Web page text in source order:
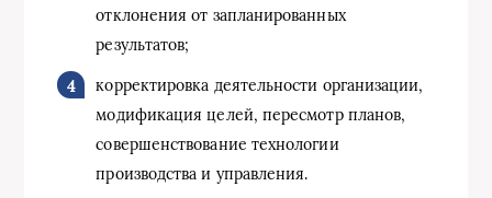
отклонения от запланированных
результатов;
корректировка деятельности организации,
модификация целей, пересмотр планов,
совершенствование технологии
производства и управления.